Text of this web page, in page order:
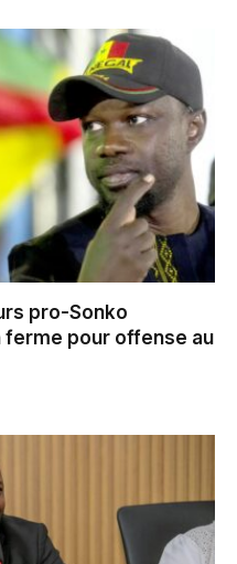
pro-Sonko
ferme pour offense au